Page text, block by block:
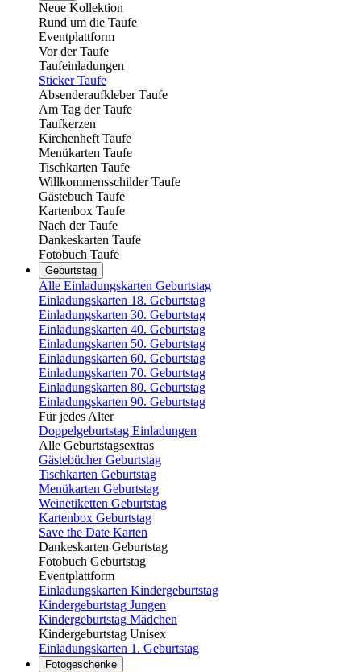
Neue Kollektion
Rund um die Taufe
Eventplattform
Vor der Taufe
Taufeinladungen
Sticker Taufe
Absenderaufkleber Taufe
Am Tag der Taufe
Taufkerzen
Kirchenheft Taufe
Menükarten Taufe
Tischkarten Taufe
Willkommensschilder Taufe
Gästebuch Taufe
Kartenbox Taufe
Nach der Taufe
Dankeskarten Taufe
Fotobuch Taufe
Geburtstag
Alle Einladungskarten Geburtstag
Einladungskarten 18. Geburtstag
Einladungskarten 30. Geburtstag
Einladungskarten 40. Geburtstag
Einladungskarten 50. Geburtstag
Einladungskarten 60. Geburtstag
Einladungskarten 70. Geburtstag
Einladungskarten 80. Geburtstag
Einladungskarten 90. Geburtstag
Für jedes Alter
Doppelgeburtstag Einladungen
Alle Geburtstagsextras
Gästebücher Geburtstag
Tischkarten Geburtstag
Menükarten Geburtstag
Weinetiketten Geburtstag
Kartenbox Geburtstag
Save the Date Karten
Dankeskarten Geburtstag
Fotobuch Geburtstag
Eventplattform
Einladungskarten Kindergeburtstag
Kindergeburtstag Jungen
Kindergeburtstag Mädchen
Kindergeburtstag Unisex
Einladungskarten 1. Geburtstag
Fotogeschenke